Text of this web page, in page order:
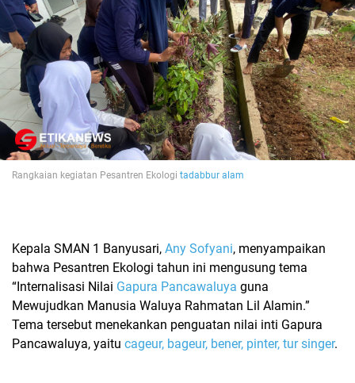
Rangkaian kegiatan Pesantren Ekologi tadabbur alam
Kepala SMAN 1 Banyusari, Any Sofyani, menyampaikan
bahwa Pesantren Ekologi tahun ini mengusung tema
“Internalisasi Nilai Gapura Pancawaluya guna
Mewujudkan Manusia Waluya Rahmatan Lil Alamin.”
Tema tersebut menekankan penguatan nilai inti Gapura
Pancawaluya, yaitu cageur, bageur, bener, pinter, tur singer.